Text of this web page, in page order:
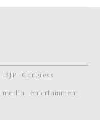
BJP
Congress
media entertainment